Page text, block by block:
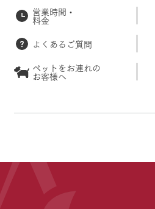
営業時間・
料金
よくあるご質問
ペットをお連れの
お客様へ